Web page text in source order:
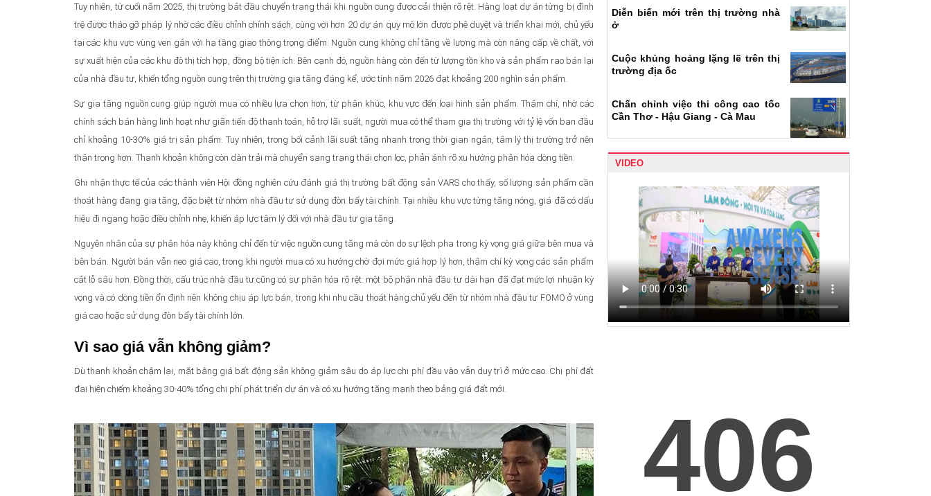
Tuy nhiên, từ cuối năm 2025, thị trường bắt đầu chuyển trạng thái khi nguồn cung được cải thiện rõ rệt. Hàng loạt dự án từng bị đình
trệ được tháo gỡ pháp lý nhờ các điều chỉnh chính sách, cùng với hơn 20 dự án quy mô lớn được phê duyệt và triển khai mới, chủ yếu
tại các khu vực vùng ven gắn với hạ tầng giao thông trọng điểm. Nguồn cung không chỉ tăng về lượng mà còn nâng cấp về chất, với
sự xuất hiện của các khu đô thị tích hợp, đồng bộ tiện ích. Bên cạnh đó, nguồn hàng còn đến từ lượng tồn kho và sản phẩm rao bán lại
của nhà đầu tư, khiến tổng nguồn cung trên thị trường gia tăng đáng kể, ước tính năm 2026 đạt khoảng 200 nghìn sản phẩm.
Sự gia tăng nguồn cung giúp người mua có nhiều lựa chọn hơn, từ phân khúc, khu vực đến loại hình sản phẩm. Thậm chí, nhờ các
chính sách bán hàng linh hoạt như giãn tiến độ thanh toán, hỗ trợ lãi suất, người mua có thể tham gia thị trường với tỷ lệ vốn ban đầu
chỉ khoảng 10-30% giá trị sản phẩm. Tuy nhiên, trong bối cảnh lãi suất tăng nhanh trong thời gian ngắn, tâm lý thị trường trở nên
thận trọng hơn. Thanh khoản không còn dàn trải mà chuyển sang trạng thái chọn lọc, phản ánh rõ xu hướng phân hóa dòng tiền.
Ghi nhận thực tế của các thành viên Hội đồng nghiên cứu đánh giá thị trường bất động sản VARS cho thấy, số lượng sản phẩm cần
thoát hàng đang gia tăng, đặc biệt từ nhóm nhà đầu tư sử dụng đòn bẩy tài chính. Tại nhiều khu vực từng tăng nóng, giá đã có dấu
hiệu đi ngang hoặc điều chỉnh nhẹ, khiến áp lực tâm lý đối với nhà đầu tư gia tăng.
Nguyên nhân của sự phân hóa này không chỉ đến từ việc nguồn cung tăng mà còn do sự lệch pha trong kỳ vọng giá giữa bên mua và
bên bán. Người bán vẫn neo giá cao, trong khi người mua có xu hướng chờ đợi mức giá hợp lý hơn, thậm chí kỳ vọng các sản phẩm
cắt lỗ sâu hơn. Đồng thời, cấu trúc nhà đầu tư cũng có sự phân hóa rõ rệt: một bộ phận nhà đầu tư dài hạn đã đạt mức lợi nhuận kỳ
vọng và có dòng tiền ổn định nên không chịu áp lực bán, trong khi nhu cầu thoát hàng chủ yếu đến từ nhóm nhà đầu tư FOMO ở vùng
giá cao hoặc sử dụng đòn bẩy tài chính lớn.
Vì sao giá vẫn không giảm?
Dù thanh khoản chậm lại, mặt bằng giá bất động sản không giảm sâu do áp lực chi phí đầu vào vẫn duy trì ở mức cao. Chi phí đất
đai hiện chiếm khoảng 30-40% tổng chi phí phát triển dự án và có xu hướng tăng mạnh theo bảng giá đất mới.
Diễn biến mới trên thị trường nhà
ở
Cuộc khủng hoảng lặng lẽ trên thị
trường địa ốc
Chấn chỉnh việc thi công cao tốc
Cần Thơ - Hậu Giang - Cà Mau
VIDEO